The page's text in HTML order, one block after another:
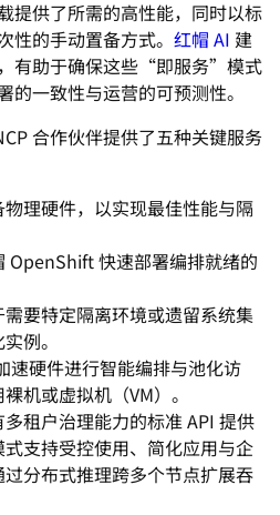
提供了所需的高性能，同时以标
性的手动置备方式。 红帽 AI 建
有助于确保这些“即服务”模式
一致性与运营的可预测性。
合作伙伴提供了五种关键服务
理硬件，以实现最佳性能与隔
OpenShift 快速部署编排就绪的
要特定隔离环境或遗留系统集
例。
速硬件进行智能编排与池化访
机或虚拟机（VM）。
租户治理能力的标准 API 提供
支持受控使用、简化应用与企
分布式推理跨多个节点扩展吞